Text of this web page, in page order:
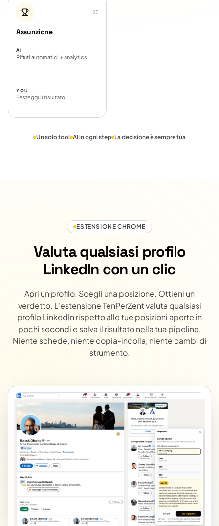
07
Assunzione
AI
Rifiuti automatici + analytics
YOU
Festeggi il risultato
Un solo tool AI in ogni step La decisione è sempre tua
ESTENSIONE CHROME
Valuta qualsiasi profilo
LinkedIn con un clic
Apri un profilo. Scegli una posizione. Ottieni un
verdetto. L'estensione TenPerZent valuta qualsiasi
profilo LinkedIn rispetto alle tue posizioni aperte in
pochi secondi e salva il risultato nella tua pipeline.
Niente schede, niente copia-incolla, niente cambi di
strumento.